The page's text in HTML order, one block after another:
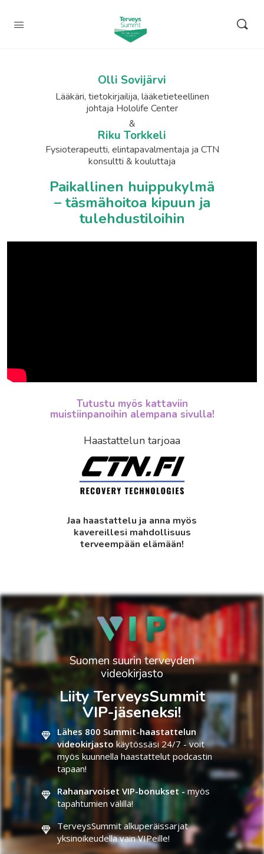
Olli Sovijärvi
Lääkäri, tietokirjailija, lääketieteellinen
johtaja Hololife Center
&
Riku Torkkeli
Fysioterapeutti, elintapavalmentaja ja CTN
konsultti & kouluttaja
Paikallinen huippukylmä
– täsmähoitoa kipuun ja
tulehdustiloihin
Tutustu myös kattaviin
muistiinpanoihin alempana sivulla!
Haastattelun tarjoaa
Jaa haastattelu ja anna myös
kavereillesi mahdollisuus
terveempään elämään!
Suomen suurin terveyden
videokirjasto
Liity TerveysSummit
VIP-jäseneksi!
Lähes 800 Summit-haastattelun
videokirjasto käytössäsi 24/7 - voit
myös kuunnella haastattelut podcastin
tapaan!
Rahanarvoiset VIP-bonukset -myös
tapahtumien välillä!
TerveysSummit alkuperäissarjat
yksinoikeudella vain VIPeille!